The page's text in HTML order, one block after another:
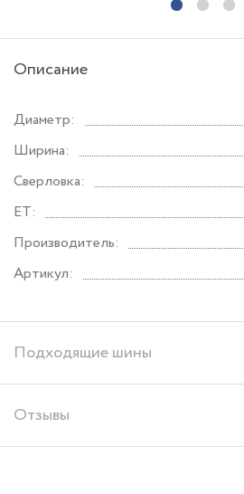
Описание
Подходящие шины
Отзывы
Диаметр:
Ширина:
Сверловка:
ET:
Производитель:
Артикул: